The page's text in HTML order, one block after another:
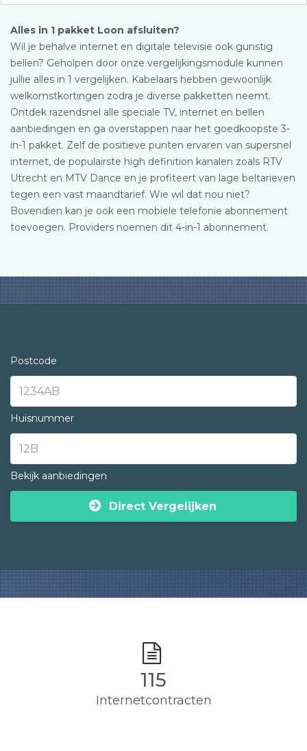
Alles in 1 pakket Loon afsluiten?
Wil je behalve internet en digitale televisie ook gunstig
bellen? Geholpen door onze vergelijkingsmodule kunnen
jullie alles in 1 vergelijken. Kabelaars hebben gewoonlijk
welkomstkortingen zodra je diverse pakketten neemt.
Ontdek razendsnel alle speciale TV, internet en bellen
aanbiedingen en ga overstappen naar het goedkoopste 3-
in-1 pakket. Zelf de positieve punten ervaren van supersnel
internet, de populairste high definition kanalen zoals RTV
Utrecht en MTV Dance en je profiteert van lage beltarieven
tegen een vast maandtarief. Wie wil dat nou niet?
Bovendien kan je ook een mobiele telefonie abonnement
toevoegen. Providers noemen dit 4-in-1 abonnement.
Postcode
Huisnummer
Bekijk aanbiedingen
Direct Vergelijken
115
Internetcontracten